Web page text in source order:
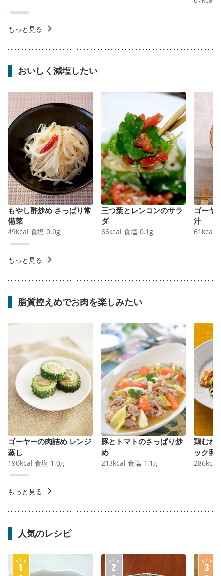
もっと見る
おいしく減塩したい
もやし酢炒め さっぱり常
備菜
49kcal 食塩 0.0g
三つ葉とレンコンのサラ
ダ
66kcal 食塩 0.1 g
ゴーヤ
汁
61 kcal
もっと見る
脂質控えめでお肉を楽しみたい
ゴーヤーの肉詰め レンジ
蒸し
190kcal 食塩 1.0g
豚とトマトのさっぱり炒
め
213kcal 食塩 1.1 g
鶏むね
ック照
286kcal
もっと見る
人気のレシピ